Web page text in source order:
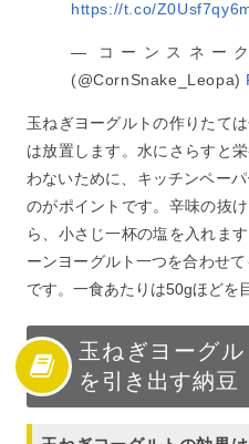
https://t.co/
— コーンスネー
(@CornSnake_Leopa)
玉ねぎヨーグルトの作りたて
は放置します。水にさらすと
わないために、キッチンペー
のがポイントです。辛味の抜
ら、小さじ一杯の塩を入れま
ーンヨーグルト一つを合わせ
です。一食あたりは50gほどを
玉ねぎヨーグ
を引き出す納豆